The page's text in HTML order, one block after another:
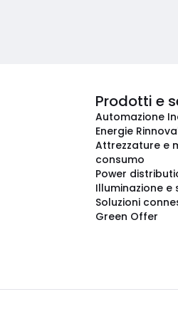
Prodotti e
Automazione
Energie
Attrezzature e
consumo
Power
Illuminazione
Soluzioni
Green Offer